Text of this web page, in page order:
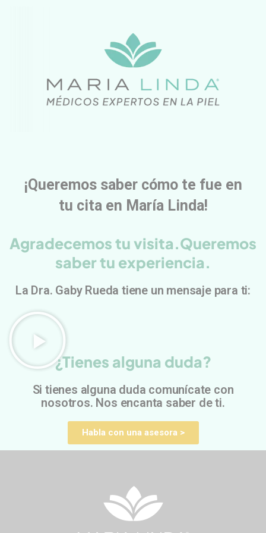
¡Queremos saber cómo te fue en
tu cita en María Linda!
Agradecemos tu visita.Queremos
saber tu experiencia.
La Dra. Gaby Rueda tiene un mensaje para ti:
¿Tienes alguna duda?
Si tienes alguna duda comunícate con
nosotros. Nos encanta saber de ti.
Habla con una asesora >